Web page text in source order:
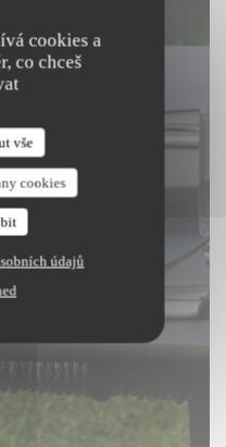
cookies a
co chceš
vše
cookies
údajů
AIGNAN
STŮL